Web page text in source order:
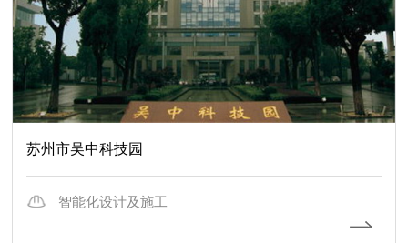
苏州市吴中科技园
智能化设计及施工